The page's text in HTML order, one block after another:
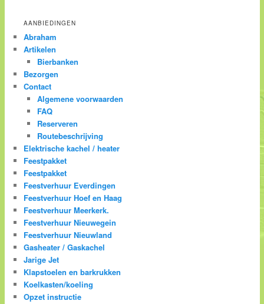
AANBIEDINGEN
Abraham
Artikelen
Bierbanken
Bezorgen
Contact
Algemene voorwaarden
FAQ
Reserveren
Routebeschrijving
Elektrische kachel / heater
Feestpakket
Feestpakket
Feestverhuur Everdingen
Feestverhuur Hoef en Haag
Feestverhuur Meerkerk.
Feestverhuur Nieuwegein
Feestverhuur Nieuwland
Gasheater / Gaskachel
Jarige Jet
Klapstoelen en barkrukken
Koelkasten/koeling
Opzet instructie